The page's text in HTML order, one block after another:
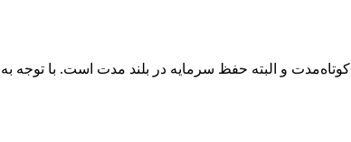
کوتاه‌مدت و البته حفظ سرمایه در بلند مدت است. با توجه